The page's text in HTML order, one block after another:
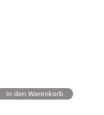
In den Warenkorb